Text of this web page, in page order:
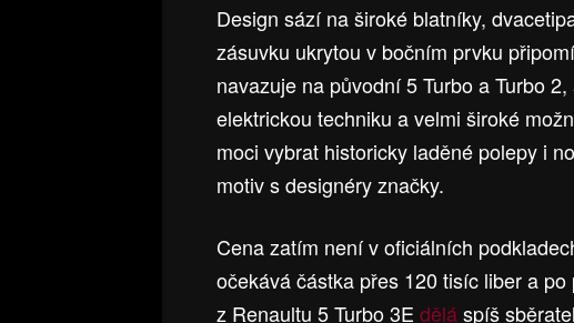
Design sází na široké blatníky,
zásuvku ukrytou v bočním prvku
navazuje na původní 5 Turbo a Turbo
elektrickou techniku a velmi široké
moci vybrat historicky laděné polepy i
motiv s designéry značky.
Cena zatím není v oficiálních
očekává částka přes 120 tisíc liber a
z Renaultu 5 Turbo 3E děláspíš